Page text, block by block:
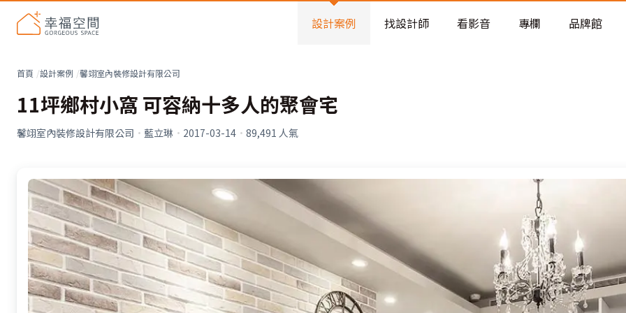
老屋預算分配與高 CP 值煥新術
設計案例 找設計師 看影音 專欄 品牌館
首頁 設計案例 馨翊室內裝修設計有限公司
11坪鄉村小窩 可容納十多人的聚會宅
馨翊室內裝修設計有限公司 · 藍立琳 · 2017-03-14 · 89,491 人氣